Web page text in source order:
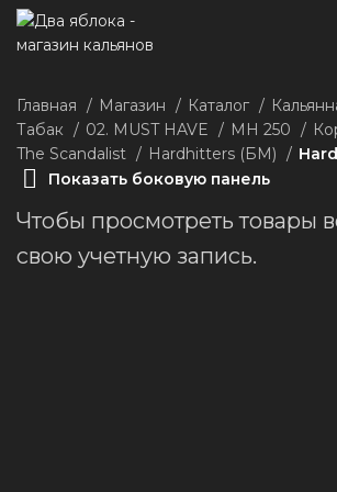
Главная Магазин Каталог
Табак
02. MUST HAVE MH 250
The Scandalist
Hardhitters (БМ)
Показать боковую панель
Чтобы просмотреть товары
свою учетную запись.